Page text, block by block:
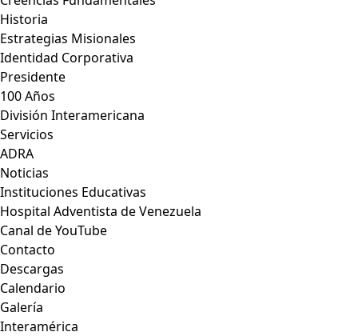
Historia
Estrategias Misionales
Identidad Corporativa
Presidente
100 Años
División Interamericana
Servicios
ADRA
Noticias
Instituciones Educativas
Hospital Adventista de Venezuela
Canal de YouTube
Contacto
Descargas
Calendario
Galería
Interamérica